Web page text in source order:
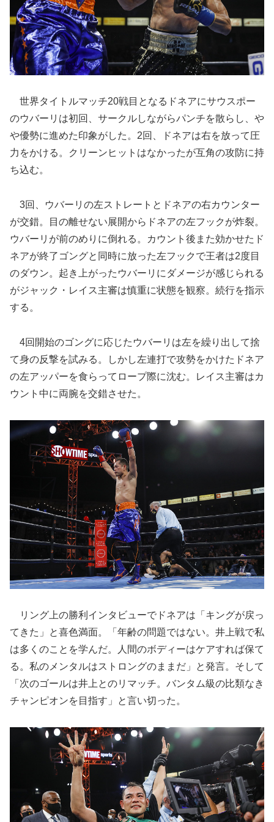
世界タイトルマッチ20戦目となるドネアにサウスポー
のウバーリは初回、サークルしながらパンチを散らし、や
や優勢に進めた印象がした。2回、ドネアは右を放って圧
力をかける。クリーンヒットはなかったが互角の攻防に持
ち込む。
3回、ウバーリの左ストレートとドネアの右カウンター
が交錯。目の離せない展開からドネアの左フックが炸裂。
ウバーリが前のめりに倒れる。カウント後また効かせたド
ネアが終了ゴングと同時に放った左フックで王者は2度目
のダウン。起き上がったウバーリにダメージが感じられる
がジャック・レイス主審は慎重に状態を観察。続行を指示
する。
4回開始のゴングに応じたウバーリは左を繰り出して捨
て身の反撃を試みる。しかし左連打で攻勢をかけたドネア
の左アッパーを食らってロープ際に沈む。レイス主審はカ
ウント中に両腕を交錯させた。
リング上の勝利インタビューでドネアは「キングが戻っ
てきた」と喜色満面。「年齢の問題ではない。井上戦で私
は多くのことを学んだ。人間のボディーはケアすれば保て
る。私のメンタルはストロングのままだ」と発言。そして
「次のゴールは井上とのリマッチ。バンタム級の比類なき
チャンピオンを目指す」と言い切った。